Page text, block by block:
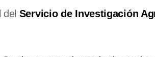
Servicio de Investigación